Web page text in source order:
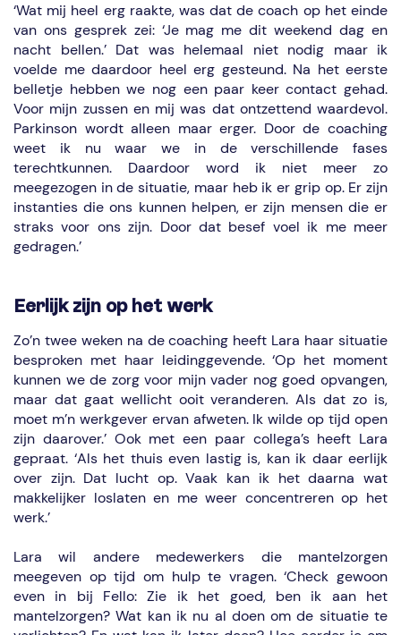
‘Wat mij heel erg raakte, was dat de coach op het einde
van ons gesprek zei: ‘Je mag me dit weekend dag en
nacht bellen.’ Dat was helemaal niet nodig maar ik
voelde me daardoor heel erg gesteund. Na het eerste
belletje hebben we nog een paar keer contact gehad.
Voor mijn zussen en mij was dat ontzettend waardevol.
Parkinson wordt alleen maar erger. Door de coaching
weet ik nu waar we in de verschillende fases
terechtkunnen. Daardoor word ik niet meer zo
meegezogen in de situatie, maar heb ik er grip op. Er zijn
instanties die ons kunnen helpen, er zijn mensen die er
straks voor ons zijn. Door dat besef voel ik me meer
gedragen.’
Eerlijk zijn op het werk
Zo’n twee weken na de coaching heeft Lara haar situatie
besproken met haar leidinggevende. ‘Op het moment
kunnen we de zorg voor mijn vader nog goed opvangen,
maar dat gaat wellicht ooit veranderen. Als dat zo is,
moet m’n werkgever ervan afweten. Ik wilde op tijd open
zijn daarover.’ Ook met een paar collega’s heeft Lara
gepraat. ‘Als het thuis even lastig is, kan ik daar eerlijk
over zijn. Dat lucht op. Vaak kan ik het daarna wat
makkelijker loslaten en me weer concentreren op het
werk.’
Lara wil andere medewerkers die mantelzorgen
meegeven op tijd om hulp te vragen. ‘Check gewoon
even in bij Fello: Zie ik het goed, ben ik aan het
mantelzorgen? Wat kan ik nu al doen om de situatie te